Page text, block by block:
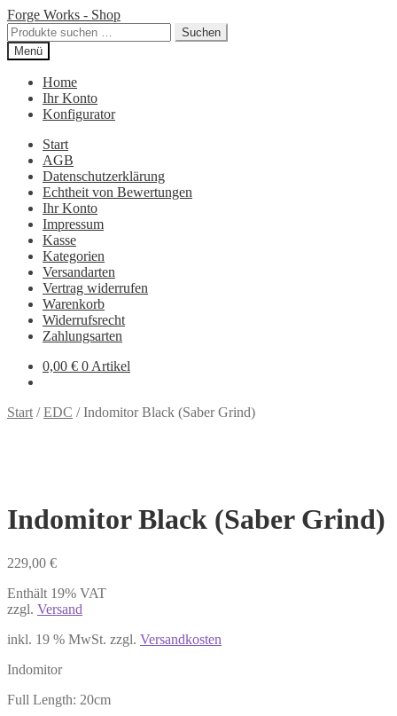
Zur
Navigation
springen
Zum
Inhalt
springen
Forge Works - Shop
Suchen
nach:
Suchen
Menü
Home
Ihr Konto
Konfigurator
Start
AGB
Datenschutzerklärung
Echtheit von Bewertungen
Ihr Konto
Impressum
Kasse
Kategorien
Versandarten
Vertrag widerrufen
Warenkorb
Widerrufsrecht
Zahlungsarten
0,00 € 0 Artikel
Start /EDC /Indomitor Black (Saber Grind)
Indomitor Black (Saber Grind)
229,00 €
Enthält 19% VAT
zzgl. Versand
inkl. 19 % MwSt. zzgl. Versandkosten
Indomitor
Full Length: 20cm